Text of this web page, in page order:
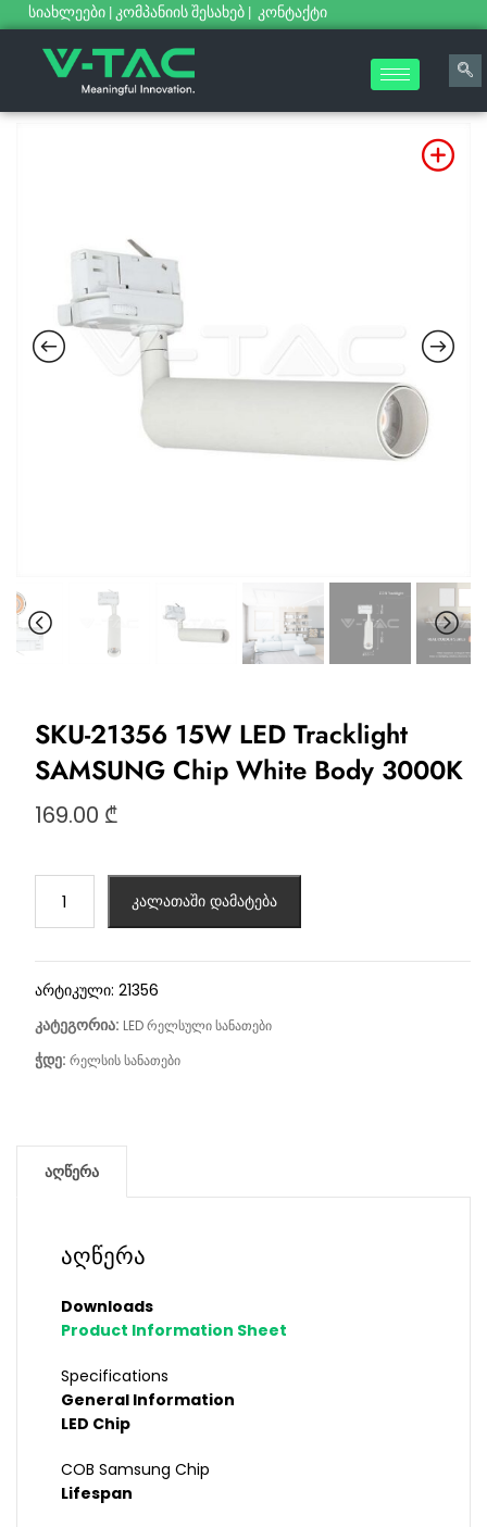
სიახლეები | კომპანიის შესახებ | კონტაქტი
SKU-21356 15W LED Tracklight
SAMSUNG Chip White Body 3000K
169.00 ₾
კალათაში დამატება
არტიკული: 21356
კატეგორია: LED რელსული სანათები
ჭდე: რელსის სანათები
აღწერა
აღწერა
Downloads
Product Information Sheet
Specifications
General Information
LED Chip
COB Samsung Chip
Lifespan